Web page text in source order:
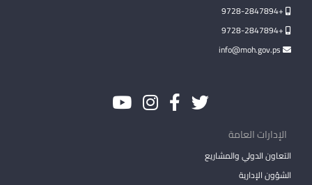
+9728-2847894
+9728-2847894
الإدارات العامة
التعاون الدولي والمشاريع
الشؤون الإدارية